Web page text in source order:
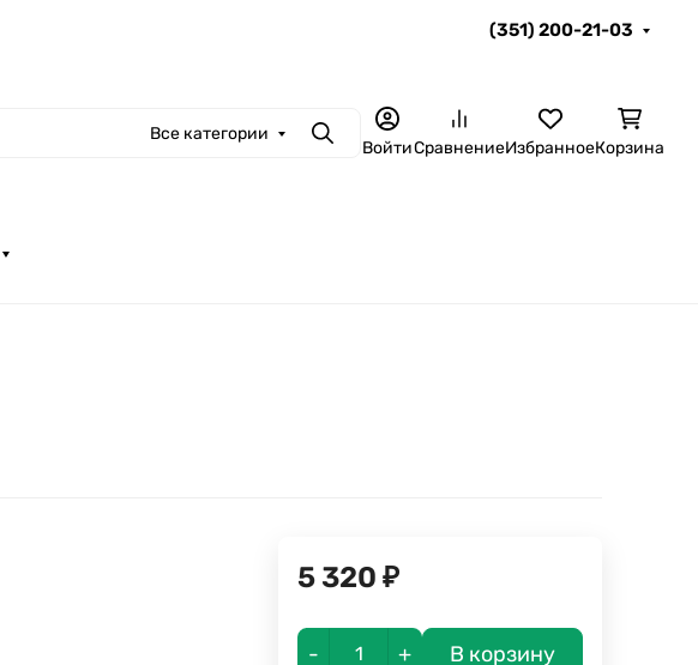
(351) 200-21-03
Все категории ПоискВойтиСравнениеИзбранноеКорзина
5 320 ₽
- + В корзину